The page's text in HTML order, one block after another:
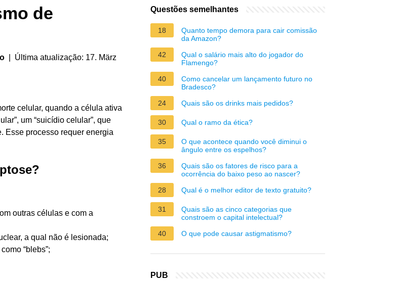
de
| Última atualização: 17. März
celular, quando a célula ativa
um “suicídio celular”, que
Esse processo requer energia
outras células e com a
a qual não é lesionada;
“blebs”;
Questões semelhantes
18
Quanto tempo demora para cair comissão
da Amazon?
42
Qual o salário mais alto do jogador do
Flamengo?
40
Como cancelar um lançamento futuro no
Bradesco?
24
Quais são os drinks mais pedidos?
30 Qual o ramo da ética?
35
O que acontece quando você diminui o
ângulo entre os espelhos?
36
Quais são os fatores de risco para a
ocorrência do baixo peso ao nascer?
28
Qual é o melhor editor de texto gratuito?
31
Quais são as cinco categorias que
constroem o capital intelectual?
40
O que pode causar astigmatismo?
PUB